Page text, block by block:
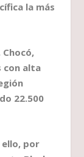
la más
con alta
22.500
ello, por